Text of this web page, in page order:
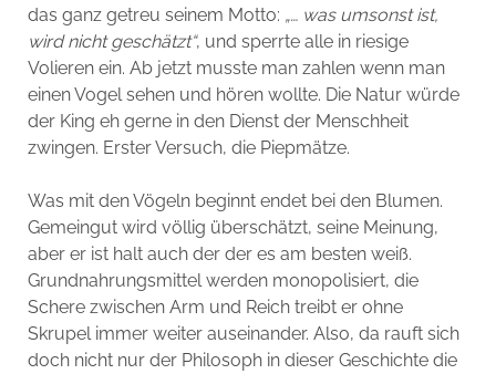
das ganz getreu seinem Motto: „… was umsonst ist,
wird nicht geschätzt“, und sperrte alle in riesige
Volieren ein. Ab jetzt musste man zahlen wenn man
einen Vogel sehen und hören wollte. Die Natur würde
der King eh gerne in den Dienst der Menschheit
zwingen. Erster Versuch, die Piepmätze.
Was mit den Vögeln beginnt endet bei den Blumen.
Gemeingut wird völlig überschätzt, seine Meinung,
aber er ist halt auch der der es am besten weiß.
Grundnahrungsmittel werden monopolisiert, die
Schere zwischen Arm und Reich treibt er ohne
Skrupel immer weiter auseinander. Also, da rauft sich
doch nicht nur der Philosoph in dieser Geschichte die